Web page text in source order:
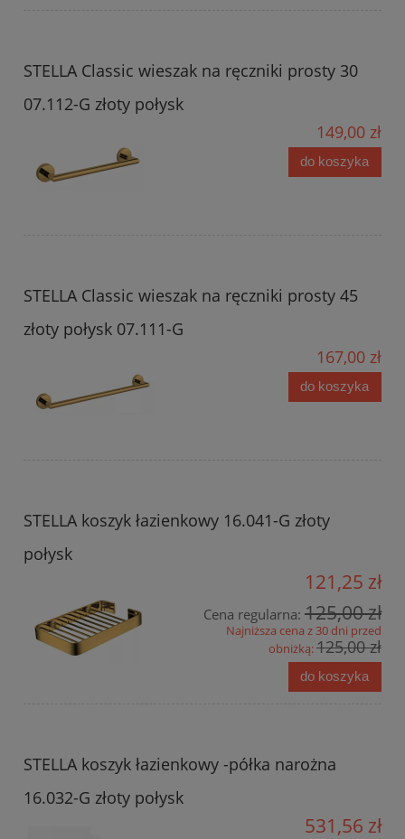
STELLA Classic wieszak na ręczniki prosty 30
07.112-G złoty połysk
149,00 zł
do koszyka
STELLA Classic wieszak na ręczniki prosty 45
złoty połysk 07.111-G
167,00 zł
do koszyka
STELLA koszyk łazienkowy 16.041-G złoty
połysk
121,25 zł
Cena regularna: 125,00 zł
Najniższa cena z 30 dni przed
obniżką:125,00 zł
do koszyka
STELLA koszyk łazienkowy -półka narożna
16.032-G złoty połysk
531,56 zł